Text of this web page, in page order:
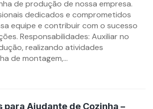
de produção de nossa empresa.
dedicados e comprometidos
equipe e contribuir com o sucesso
Responsabilidades: Auxiliar no
realizando atividades
de montagem,...
para Ajudante de Cozinha –